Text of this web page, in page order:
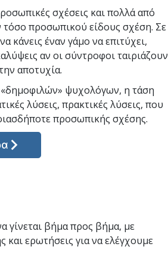
σχέσεις και πολλά από
προσωπικού είδους σχέση. Σε
κάνεις έναν γάμο να επιτύχει,
αν οι σύντροφοι ταιριάζουν
αποτυχία.
«δημοφιλών» ψυχολόγων, η τάση
λύσεις, πρακτικές λύσεις, που
προσωπικής σχέσης.
γίνεται βήμα προς βήμα, με
και ερωτήσεις για να ελέγχουμε